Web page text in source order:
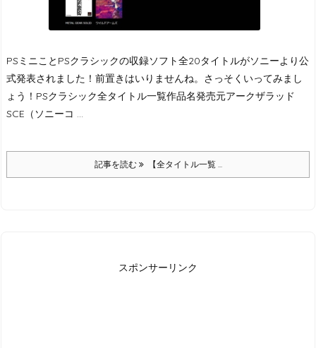
PSミニことPSクラシックの収録ソフト全20タイトルがソニーより公
式発表されました！ 前置きはいりませんね。さっそくいってみまし
ょう！ PSクラシック全タイトル一覧作品名発売元アークザラッド
SCE （ソニーコ ...
記事を読む 【全タイトル一覧 ...
スポンサーリンク